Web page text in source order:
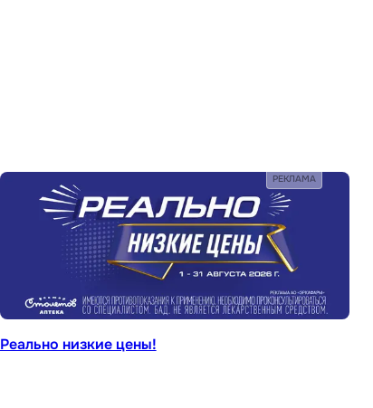
Реально низкие цены!
РЕКЛАМА